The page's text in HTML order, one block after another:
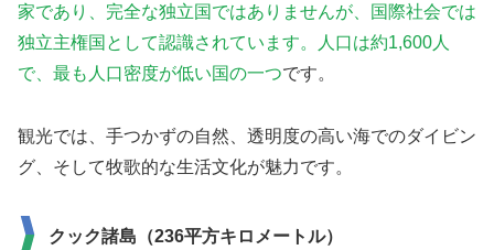
家であり、完全な独立国ではありませんが、国際社会では
独立主権国として認識されています。人口は約1,600人
で、最も人口密度が低い国の一つです。
観光では、手つかずの自然、透明度の高い海でのダイビン
グ、そして牧歌的な生活文化が魅力です。
クック諸島（236平方キロメートル）